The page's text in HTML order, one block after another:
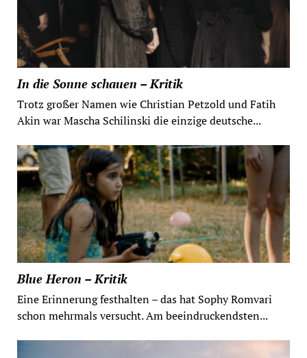
In die Sonne schauen – Kritik
Trotz großer Namen wie Christian Petzold und Fatih
Akin war Mascha Schilinski die einzige deutsche...
Blue Heron – Kritik
Eine Erinnerung festhalten – das hat Sophy Romvari
schon mehrmals versucht. Am beeindruckendsten...